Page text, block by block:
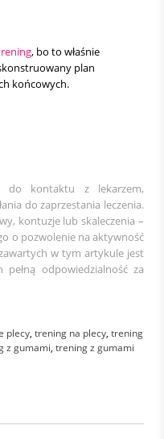
, bo to właśnie
plan
końcowych.
do kontaktu z lekarzem,
do zaprzestania leczenia.
kontuzje lub skaleczenia –
o pozwolenie na aktywność
w tym artykule jest
odpowiedzialność za
plecy, trening na plecy, trening
z gumami, trening z gumami